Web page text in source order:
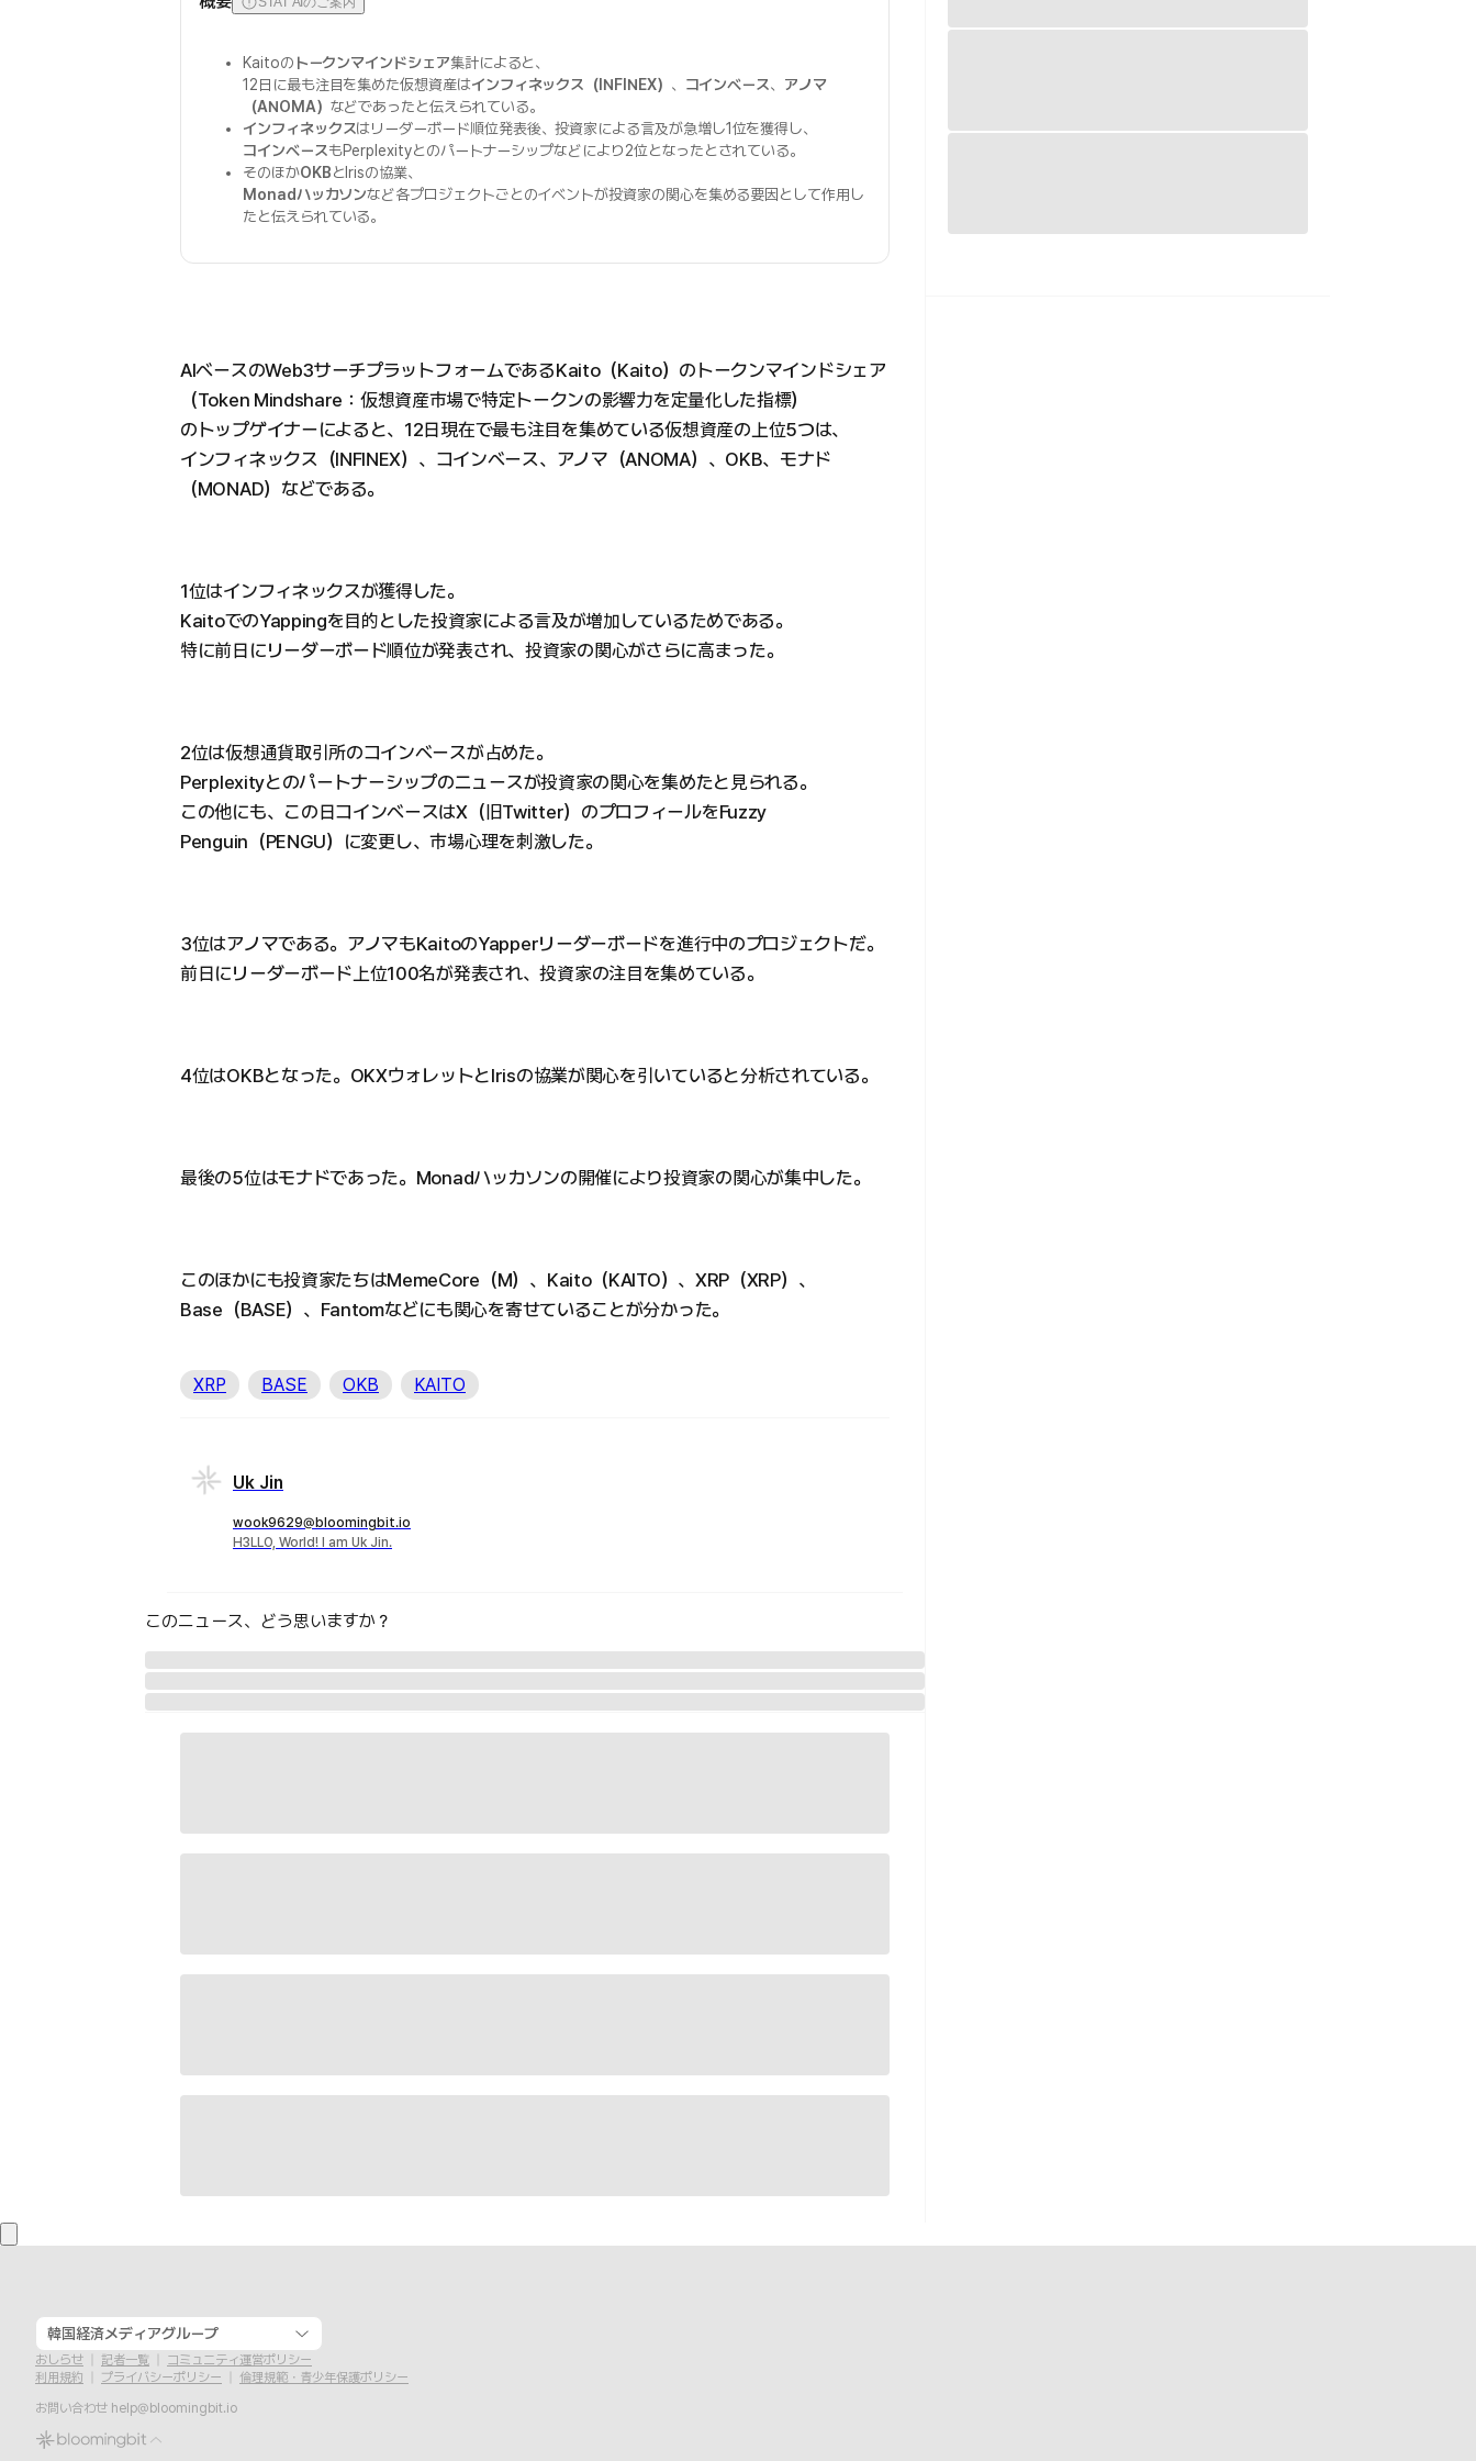
Kaitoの トークンマインドシェア集計によると、
12日に最も注目を集めた仮想資産はインフィネックス（INFINEX） 、 コインベース、 アノマ
（ANOMA） などであったと伝えられている。
インフィネックスはリーダーボード順位発表後、投資家による言及が急増し1位を獲得し、
コインベースもPerplexityとのパートナーシップなどにより2位となったとされている。
そのほかOKBとIrisの協業、
Monadハッカソンなど各プロジェクトごとのイベントが投資家の関心を集める要因として作用し
たと伝えられている。
AIベースのWeb3サーチプラットフォームであるKaito（Kaito）のトークンマインドシェア
（Token Mindshare：仮想資産市場で特定トークンの影響力を定量化した指標）
のトップゲイナーによると、12日現在で最も注目を集めている仮想資産の上位5つは、
インフィネックス（INFINEX）、コインベース、アノマ（ANOMA）、OKB、モナド
（MONAD）などである。
1位はインフィネックスが獲得した。
KaitoでのYappingを目的とした投資家による言及が増加しているためである。
特に前日にリーダーボード順位が発表され、投資家の関心がさらに高まった。
2位は仮想通貨取引所のコインベースが占めた。
Perplexityとのパートナーシップのニュースが投資家の関心を集めたと見られる。
この他にも、この日コインベースはX（旧Twitter）のプロフィールをFuzzy
Penguin（PENGU）に変更し、市場心理を刺激した。
3位はアノマである。アノマもKaitoのYapperリーダーボードを進行中のプロジェクトだ。
前日にリーダーボード上位100名が発表され、投資家の注目を集めている。
4位はOKBとなった。OKXウォレットとIrisの協業が関心を引いていると分析されている。
最後の5位はモナドであった。Monadハッカソンの開催により投資家の関心が集中した。
このほかにも投資家たちはMemeCore（M）、Kaito（KAITO）、XRP（XRP）、
Base（BASE）、Fantomなどにも関心を寄せていることが分かった。
XRP BASE OKB KAITO
Uk Jin
wook9629@bloomingbit.io
H3LLO, World! I am Uk Jin.
このニュース、どう思いますか？
韓国経済メディアグループ
おしらせ 記者一覧
コミュニティ運営ポリシー
利用規約
プライバシーポリシー
倫理規範・青少年保護ポリシー
お問い合わせ help@bloomingbit.io